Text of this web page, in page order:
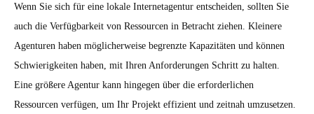
Wenn Sie sich für eine lokale Internetagentur entscheiden, sollten Sie
auch die Verfügbarkeit von Ressourcen in Betracht ziehen. Kleinere
Agenturen haben möglicherweise begrenzte Kapazitäten und können
Schwierigkeiten haben, mit Ihren Anforderungen Schritt zu halten.
Eine größere Agentur kann hingegen über die erforderlichen
Ressourcen verfügen, um Ihr Projekt effizient und zeitnah umzusetzen.